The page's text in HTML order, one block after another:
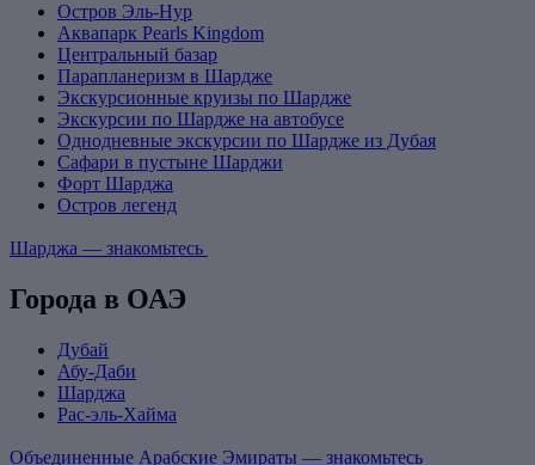
Остров Эль-Нур
Аквапарк Pearls Kingdom
Центральный базар
Парапланеризм в Шардже
Экскурсионные круизы по Шардже
Экскурсии по Шардже на автобусе
Однодневные экскурсии по Шардже из Дубая
Сафари в пустыне Шарджи
Форт Шарджа
Остров легенд
Шарджа — знакомьтесь
Города в ОАЭ
Дубай
Абу-Даби
Шарджа
Рас-эль-Хайма
Объединенные Арабские Эмираты — знакомьтесь